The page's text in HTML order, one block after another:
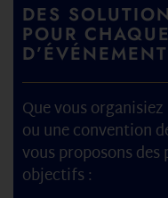
DES
POUR
D’ÉVÉNEMENT
Que vous
ou une convention
vous proposons
objectifs :